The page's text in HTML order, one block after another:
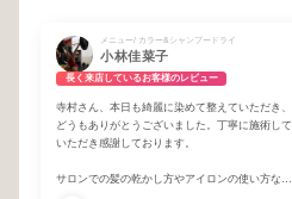
メニュー/ カラー&シャンプードライ
小林佳菜子
長く来店しているお客様のレビュー
寺村さん、本日も綺麗に染めて整えていただき、
どうもありがとうございました。丁寧に施術して
いただき感謝しております。
サロンでの髪の乾かし方やアイロンの使い方など